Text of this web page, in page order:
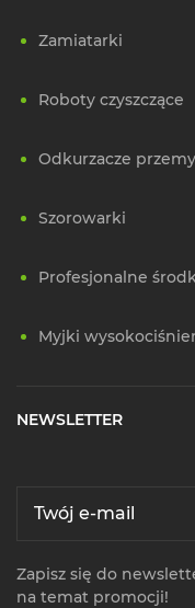
Zamiatarki
Roboty czyszczące
Odkurzacze
Szorowarki
Profesjonalne
Myjki
NEWSLETTER
Zapisz się do
na temat promocji!